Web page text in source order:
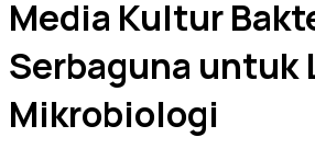
Media Kultur
Serbaguna untuk
Mikrobiologi